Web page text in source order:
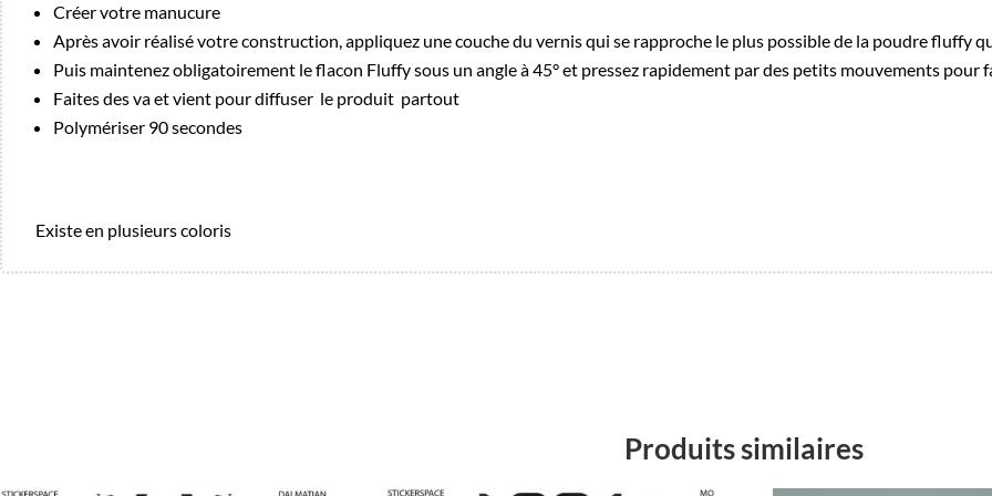
Créer votre manucure
Après avoir réalisé votre construction, appliquez une couche du vernis qui se rapproche le plus possible de la poudre fluffy
Puis maintenez obligatoirement le flacon Fluffy sous un angle à 45° et pressez rapidement par des petits mouvements
Faites des va et vient pour diffuser le produit partout
Polymériser 90 secondes
Existe en plusieurs coloris
Produits similaires